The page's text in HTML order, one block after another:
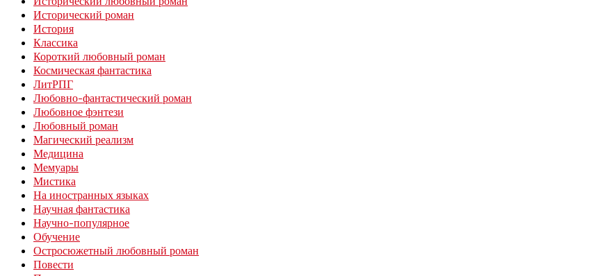
Исторический роман
История
Классика
Короткий любовный роман
Космическая фантастика
ЛитРПГ
Любовно-фантастический роман
Любовное фэнтези
Любовный роман
Магический реализм
Медицина
Мемуары
Мистика
На иностранных языках
Научная фантастика
Научно-популярное
Обучение
Остросюжетный любовный роман
Повести